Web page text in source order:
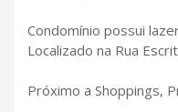
Condomínio possui
Localizado na Rua
Próximo a Shoppings,